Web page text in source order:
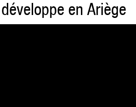
en Ariège